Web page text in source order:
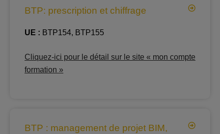
BTP: prescription et chiffrage
UE : BTP154, BTP155
Cliquez-ici pour le détail sur le site « mon compte
formation »
BTP : management de projet BIM,